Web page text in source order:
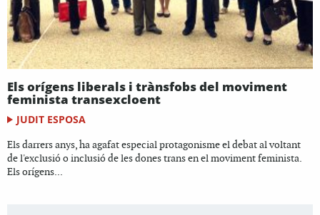
Els orígens liberals i trànsfobs del moviment
feminista transexcloent
JUDIT ESPOSA
Els darrers anys, ha agafat especial protagonisme el debat al voltant
de l'exclusió o inclusió de les dones trans en el moviment feminista.
Els orígens...